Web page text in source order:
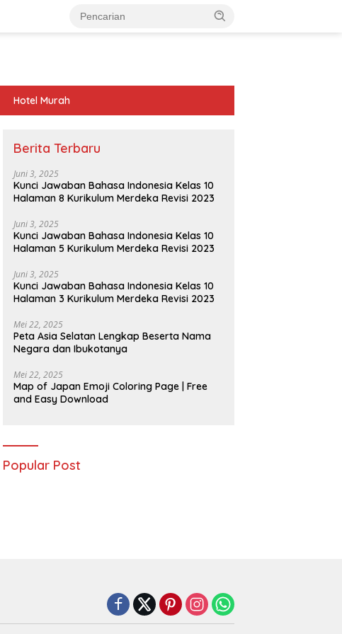
Hotel Murah
Berita Terbaru
Juni 3, 2025
Kunci Jawaban Bahasa Indonesia Kelas 10
Halaman 8 Kurikulum Merdeka Revisi 2023
Juni 3, 2025
Kunci Jawaban Bahasa Indonesia Kelas 10
Halaman 5 Kurikulum Merdeka Revisi 2023
Juni 3, 2025
Kunci Jawaban Bahasa Indonesia Kelas 10
Halaman 3 Kurikulum Merdeka Revisi 2023
Mei 22, 2025
Peta Asia Selatan Lengkap Beserta Nama
Negara dan Ibukotanya
Mei 22, 2025
Map of Japan Emoji Coloring Page | Free
and Easy Download
Popular Post